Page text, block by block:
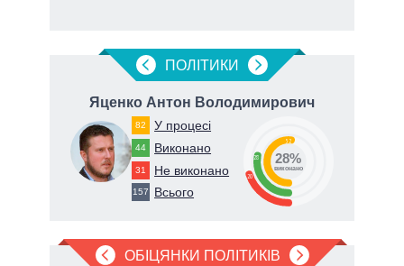
ПОЛIТИКИ
Яценко Антон Володимирович
82 У процесі
44 Виконано
31 Не виконано
157 Всього
20
28
52
28%
виконано
ОБІЦЯНКИ ПОЛІТИКІВ